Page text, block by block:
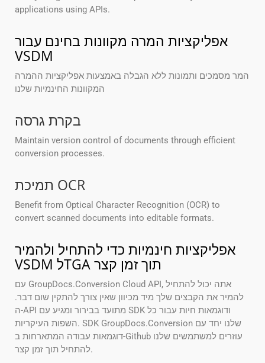
applications using APIs.
אפליקציות המרה מקוונות בחינם עבור
VSDM
המר מסמכים ותמונות ללא הגבלה באמצעות אפליקציות ההמרה
המקוונות החינמיות שלנו
בקרת גרסה
Maintain version control of documents through efficient
conversion processes.
תמיכת OCR
Benefit from Optical Character Recognition (OCR) to
convert scanned documents into editable formats.
אפליקציות חינמיות כדי להתחיל ולהמיר
VSDM לTGA תוך זמן קצר
עם GroupDocs.Conversion Cloud API, אתה יכול להתחיל
להמיר את הקבצים שלך מיד מכיוון שאין צורך להתקין שום דבר.
ה-API מתועד בבירור ומגיע עם SDK ודוגמאות חיות עבור כל
השפות העיקריות. SDK GroupDocs.Conversion שלנו יחד עם
דוגמאות עבודה המתארחות ב-Github עוזרים למשתמשים שלנו
להתחיל תוך זמן קצר.